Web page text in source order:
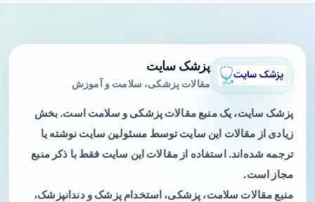
پزشک سایت
مقالات پزشکی، سلامت و آموزش
پزشک سایت، یک منبع مقالات پزشکی و سلامت است. بخش
زیادی از مقالات این سایت توسط مسئولین سایت نوشته یا
ترجمه شده‌اند. استفاده از مقالات این سایت فقط با ذکر منبع
مجاز است.
منبع مقالات سلامت، پزشکی، استخدام پزشک و دندانپزشک،